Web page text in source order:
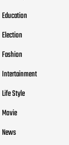
Education
Election
Fashion
Intertainment
Life Style
Movie
News